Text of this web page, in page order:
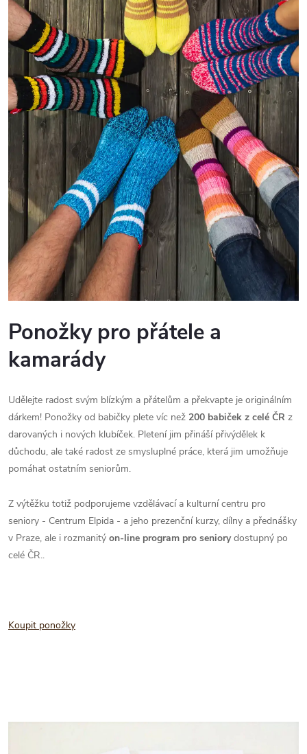
Ponožky pro přátele a
kamarády
Udělejte radost svým blízkým a přátelům a překvapte je originálním
dárkem! Ponožky od babičky plete víc než 200 babiček z celé ČR z
darovaných i nových klubíček. Pletení jim přináší přivýdělek k
důchodu, ale také radost ze smysluplné práce, která jim umožňuje
pomáhat ostatním seniorům.
Z výtěžku totiž podporujeme vzdělávací a kulturní centru pro
seniory - Centrum Elpida - a jeho prezenční kurzy, dílny a přednášky
v Praze, ale i rozmanitý on-line program pro seniorydostupný po
celé ČR..
Koupit ponožky